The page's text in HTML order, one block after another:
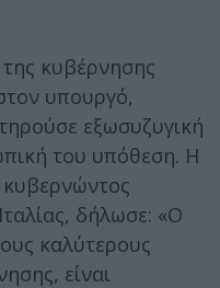
κυβέρνησης
υπουργό,
εξωσυζυγική
του υπόθεση. Η
δήλωσε: «Ο
καλύτερους
είναι